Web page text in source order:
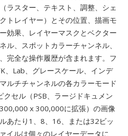
ラスター、テキスト、調整、シェ
トレイヤー）とその位置、描画モ
効果、レイヤーマスクとベクター
ル、スポットカラーチャンネル、
完全な操作履歴が含まれます。フ
、Lab、グレースケール、インデ
ルチチャンネルの各カラーモード
セル（PSB、ラージドキュメン
x 300,000に拡張）の画像
あたり1、8、16、または32ビッ
イルは個々のレイヤーデータに